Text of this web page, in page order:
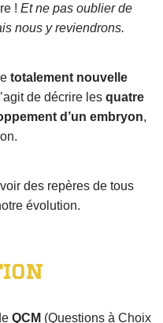
! Et ne pas oublier de
nous y reviendrons.
totalement nouvelle
de décrire les quatre
d’un embryon,
des repères de tous
évolution.
QCM (Questions à Choix